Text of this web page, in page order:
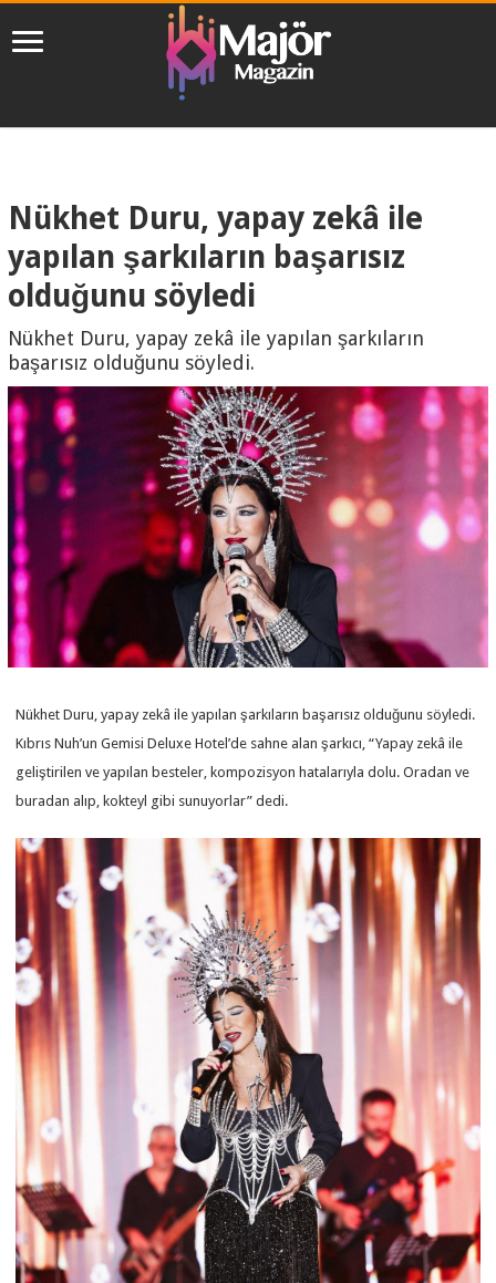
Nükhet Duru, yapay zekâ ile
yapılan şarkıların başarısız
olduğunu söyledi
Nükhet Duru, yapay zekâ ile yapılan şarkıların
başarısız olduğunu söyledi.
Nükhet Duru, yapay zekâ ile yapılan şarkıların başarısız olduğunu söyledi.
Kıbrıs Nuh’un Gemisi Deluxe Hotel’de sahne alan şarkıcı, “Yapay zekâ ile
geliştirilen ve yapılan besteler, kompozisyon hatalarıyla dolu. Oradan ve
buradan alıp, kokteyl gibi sunuyorlar” dedi.